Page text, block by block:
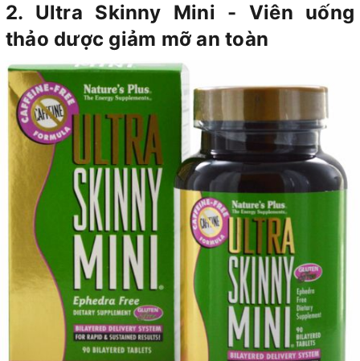
2. Ultra Skinny Mini - Viên uống
thảo dược giảm mỡ an toàn